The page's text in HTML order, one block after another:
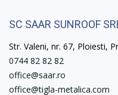
SC SAAR SUNROOF
Str. Valeni, nr. 67, Ploiesti,
0744 82 82 82
office@saar.ro
office@tigla-metalica.com